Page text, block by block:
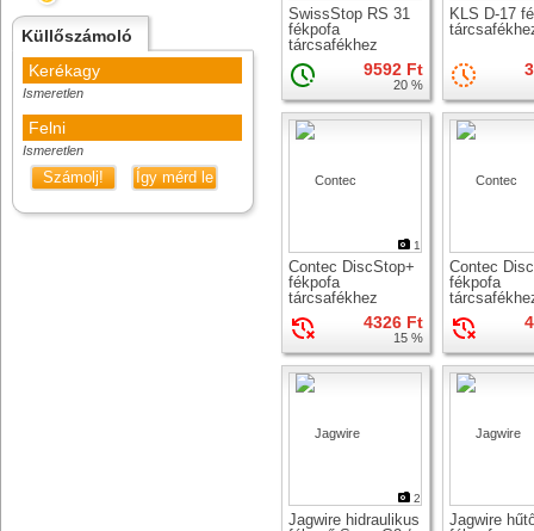
Küllőszámoló
Kerékagy
Ismeretlen
Felni
Ismeretlen
Számolj! Így mérd le
SwissStop RS 31
fékpofa
tárcsafékhez
9592 Ft
20 %
KLS D-17
1
Contec DiscStop+
fékpofa
tárcsafékhez
4326 Ft
15 %
Contec
fékpofa
2
Jagwire hidraulikus
Jagwire